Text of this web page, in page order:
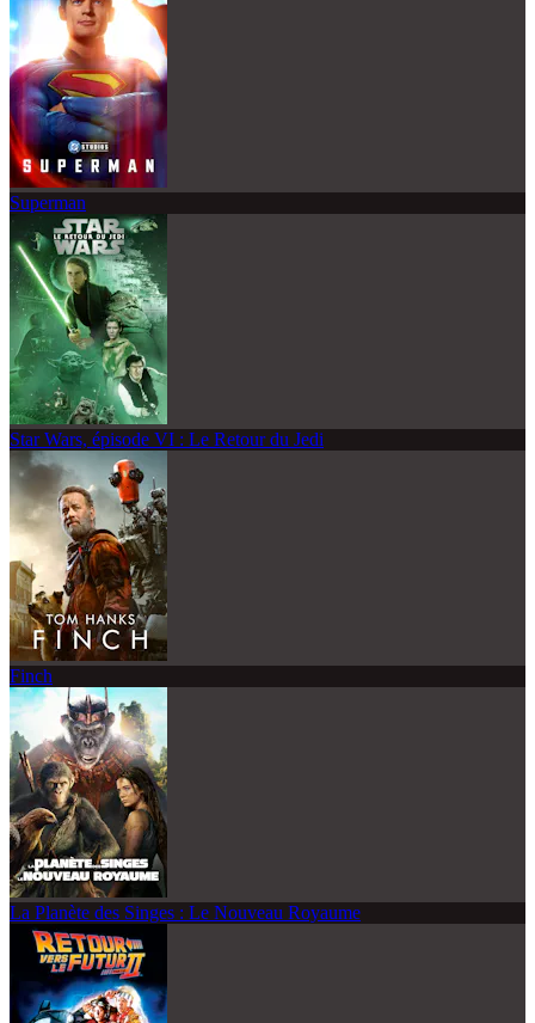
Superman
Star Wars, épisode VI : Le Retour du Jedi
Finch
La Planète des Singes : Le Nouveau Royaume